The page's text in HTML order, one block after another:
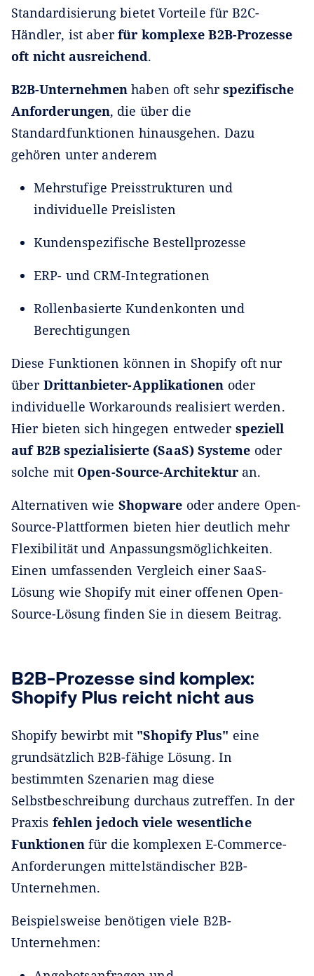
Standardisierung bietet Vorteile für B2C-
Händler, ist aberfür komplexe B2B-Prozesse
oft nicht ausreichend.
B2B-Unternehmenhaben oft sehrspezifische
Anforderungen, die über die
Standardfunktionen hinausgehen. Dazu
gehören unter anderem
Mehrstufige Preisstrukturen und
individuelle Preislisten
Kundenspezifische Bestellprozesse
ERP- und CRM-Integrationen
Rollenbasierte Kundenkonten und
Berechtigungen
Diese Funktionen können in Shopify oft nur
über Drittanbieter-Applikationen oder
individuelle Workarounds realisiert werden.
Hier bieten sich hingegen entwederspeziell
auf B2B spezialisierte (SaaS) Systeme oder
solche mitOpen-Source-Architekturan.
Alternativen wie Shopware oder andere Open-
Source-Plattformen bieten hier deutlich mehr
Flexibilität und Anpassungsmöglichkeiten.
Einen umfassenden Vergleich einer SaaS-
Lösung wie Shopify mit einer offenen Open-
Source-Lösung finden Sie in diesem Beitrag.
B2B-Prozesse sind komplex:
Shopify Plus reicht nicht aus
Shopify bewirbt mit "Shopify Plus" eine
grundsätzlich B2B-fähige Lösung. In
bestimmten Szenarien mag diese
Selbstbeschreibung durchaus zutreffen. In der
Praxis fehlen jedoch viele wesentliche
Funktionenfür die komplexen E-Commerce-
Anforderungen mittelständischer B2B-
Unternehmen.
Beispielsweise benötigen viele B2B-
Unternehmen: